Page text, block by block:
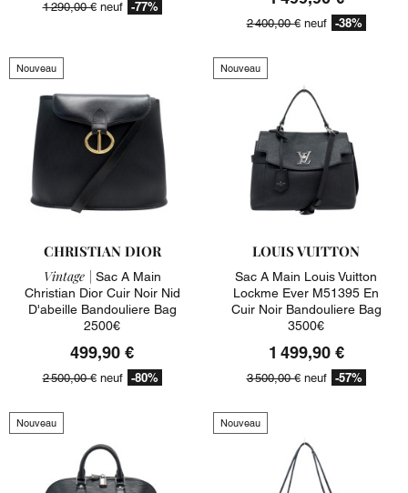
1 290,00 €neuf -77%
2 400,00 €neuf -38%
Nouveau
CHRISTIAN DIOR
Vintage | Sac A Main
Christian Dior Cuir Noir Nid
D'abeille Bandouliere Bag
2500€
499,90 €
2 500,00 €neuf -80%
Nouveau
LOUIS VUITTON
Sac A Main Louis Vuitton
Lockme Ever M51395 En
Cuir Noir Bandouliere Bag
3500€
1 499,90 €
3 500,00 €neuf -57%
Nouveau Nouveau